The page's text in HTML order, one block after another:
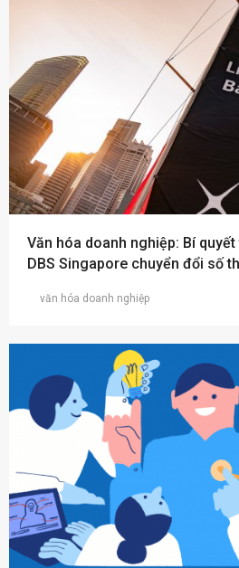
Văn hóa doanh nghiệp: Bí
DBS Singapore chuyển đổi số
văn hóa doanh nghiệp